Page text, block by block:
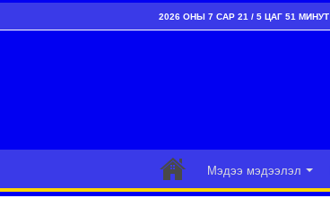
2026 ОНЫ 7 САР 21 / 5 ЦАГ 51 МИНУТ
Мэдээ мэдээлэл